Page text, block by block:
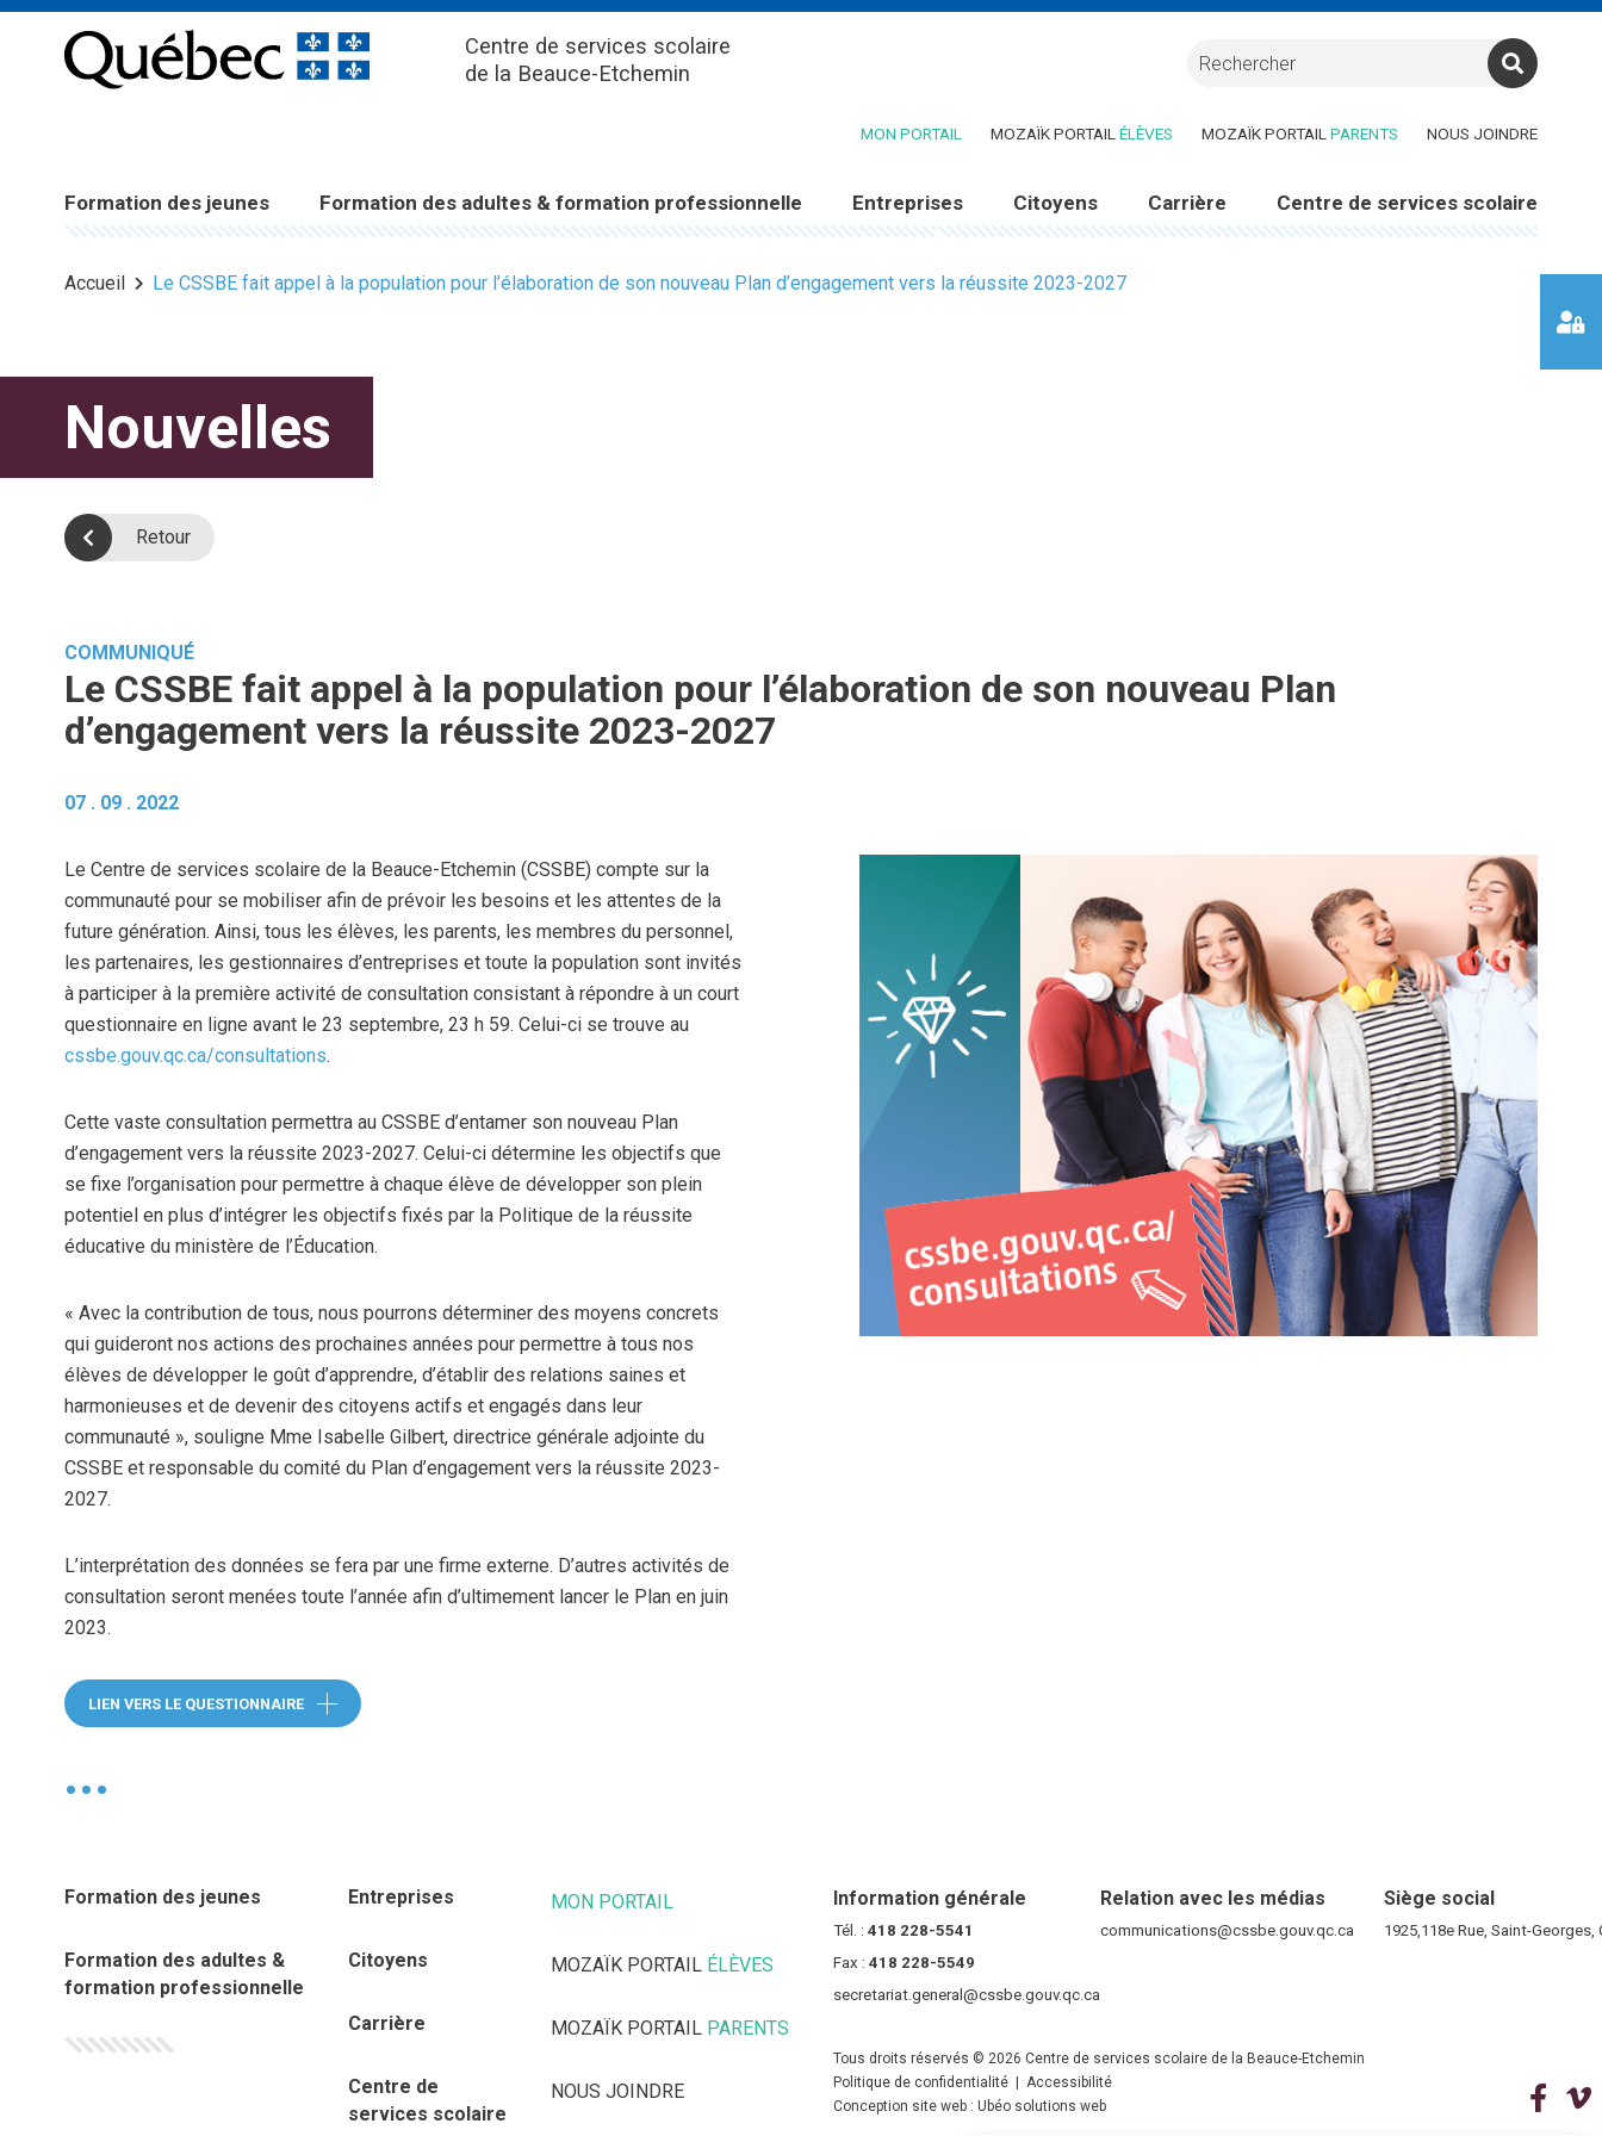
Centre de services scolaire
de la Beauce-Etchemin
MON PORTAIL (CE LIEN OUVRE DANS UNE NOUVELLE FENÊTRE)
MOZAÏK PORTAILÉLÈVES (CE LIEN OUVRE DANS UNE NOUVELLE FENÊTRE)
MOZAÏK PORTAILPARENTS (CE LIEN OUVRE DANS UNE
NOUS JOINDRE
Formation des jeunes Formation des adultes & formation professionnelle Entreprises Citoyens Carrière Centre de services scolaire
Accueil Le CSSBE fait appel à la population pour l’élaboration de son nouveau Plan d’engagement vers la réussite 2023-2027
Nouvelles
Retour
COMMUNIQUÉ
Le CSSBE fait appel à la population pour l’élaboration de son nouveau Plan
d’engagement vers la réussite 2023-2027
07 . 09 . 2022
Le Centre de services scolaire de la Beauce-Etchemin (CSSBE) compte sur la
communauté pour se mobiliser afin de prévoir les besoins et les attentes de la
future génération. Ainsi, tous les élèves, les parents, les membres du personnel,
les partenaires, les gestionnaires d’entreprises et toute la population sont invités
à participer à la première activité de consultation consistant à répondre à un court
questionnaire en ligne avant le 23 septembre, 23 h 59. Celui-ci se trouve au
cssbe.gouv.qc.ca/consultations(ce lien ouvre dans une nouvelle fenêtre)
.
Cette vaste consultation permettra au CSSBE d’entamer son nouveau Plan
d’engagement vers la réussite 2023-2027. Celui-ci détermine les objectifs que
se fixe l’organisation pour permettre à chaque élève de développer son plein
potentiel en plus d’intégrer les objectifs fixés par la Politique de la réussite
éducative du ministère de l’Éducation.
« Avec la contribution de tous, nous pourrons déterminer des moyens concrets
qui guideront nos actions des prochaines années pour permettre à tous nos
élèves de développer le goût d’apprendre, d’établir des relations saines et
harmonieuses et de devenir des citoyens actifs et engagés dans leur
communauté », souligne Mme Isabelle Gilbert, directrice générale adjointe du
CSSBE et responsable du comité du Plan d’engagement vers la réussite 2023-
2027.
L’interprétation des données se fera par une firme externe. D’autres activités de
consultation seront menées toute l’année afin d’ultimement lancer le Plan en juin
2023.
LIEN VERS LE QUESTIONNAIRE (ce lien ouvre dans une nouvelle fenêtre)
•
Formation des jeunes
Formation des adultes &
formation professionnelle
Entreprises
Citoyens
Carrière
Centre de
services scolaire
MON PORTAIL(CE LIEN OUVRE DANS UNE NOUVELLE FENÊTRE)
MOZAÏK PORTAIL ÉLÈVES (CE LIEN OUVRE DANS UNE NOUVELLE FENÊTRE)
MOZAÏK PORTAIL PARENTS
NOUS JOINDRE
Information générale
Tél. :418 228-5541
Fax :418 228-5549
secretariat.general@cssbe.gouv.qc.ca
Relation avec les médias
communications@cssbe.gouv.qc.ca (ce lien ouvre dans une nouvelle
Siège social
1925,118e Rue, Saint-Georges,
Tous droits réservés © 2026 Centre de services scolaire de la Beauce-Etchemin
Politique de confidentialité |Accessibilité
Conception site web : Ubéo solutions web